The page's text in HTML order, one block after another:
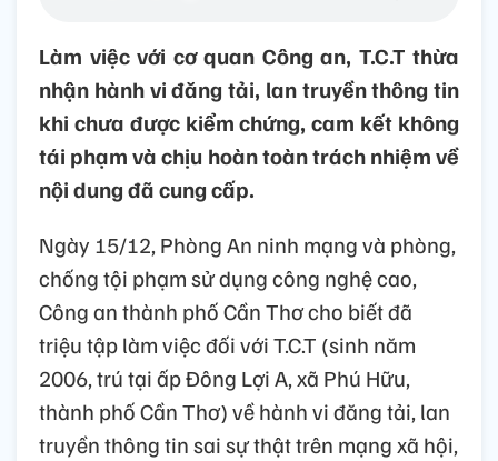
Làm việc với cơ quan Công an, T.C.T thừa
nhận hành vi đăng tải, lan truyền thông tin
khi chưa được kiểm chứng, cam kết không
tái phạm và chịu hoàn toàn trách nhiệm về
nội dung đã cung cấp.
Ngày 15/12, Phòng An ninh mạng và phòng,
chống tội phạm sử dụng công nghệ cao,
Công an thành phố Cần Thơ cho biết đã
triệu tập làm việc đối với T.C.T (sinh năm
2006, trú tại ấp Đông Lợi A, xã Phú Hữu,
thành phố Cần Thơ) về hành vi đăng tải, lan
truyền thông tin sai sự thật trên mạng xã hội,